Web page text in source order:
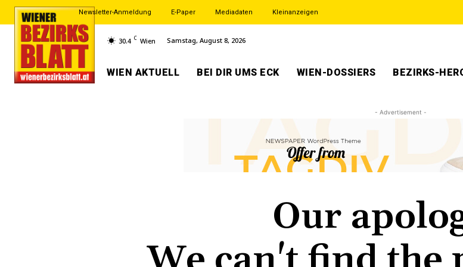
Newsletter-Anmeldung E-Paper Mediadaten Kleinanzeigen
30.4 C Wien Samstag, August 8, 2026
WIEN AKTUELL BEI DIR UMS ECK WIEN-DOSSIERS BEZIRKS-
- Advertisement -
Our